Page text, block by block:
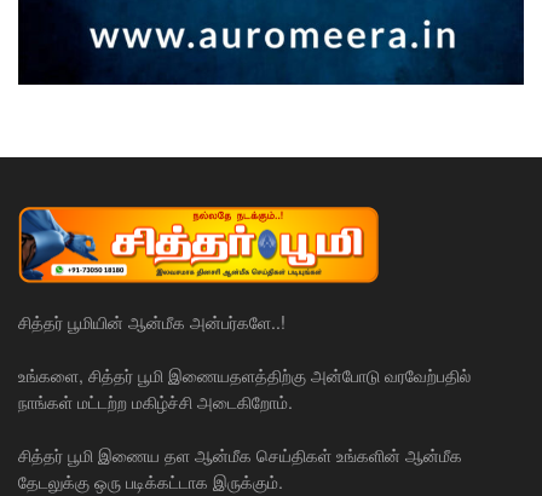
சித்தர் பூமியின் ஆன்மீக அன்பர்களே..!
உங்களை, சித்தர் பூமி இணையதளத்திற்கு அன்போடு வரவேற்பதில்
நாங்கள் மட்டற்ற மகிழ்ச்சி அடைகிறோம்.
சித்தர் பூமி இணைய தள ஆன்மீக செய்திகள் உங்களின் ஆன்மீக
தேடலுக்கு ஒரு படிக்கட்டாக இருக்கும்.